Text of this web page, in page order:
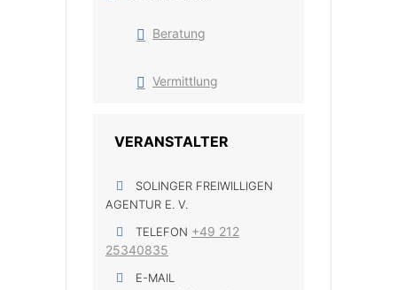
Beratung
Vermittlung
VERANSTALTER
SOLINGER FREIWILLIGEN
AGENTUR E. V.
TELEFON +49 212
25340835
E-MAIL